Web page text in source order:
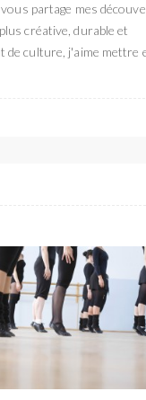
partage mes
créative, durable et
de culture, j'aime mettre